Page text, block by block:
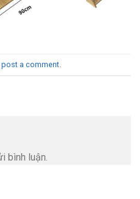
post a comment
bình luận.